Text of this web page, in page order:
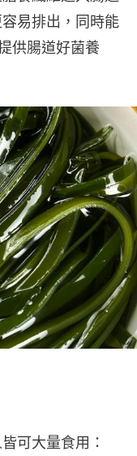
易排出，同時能
供腸道好菌養
可大量食用：